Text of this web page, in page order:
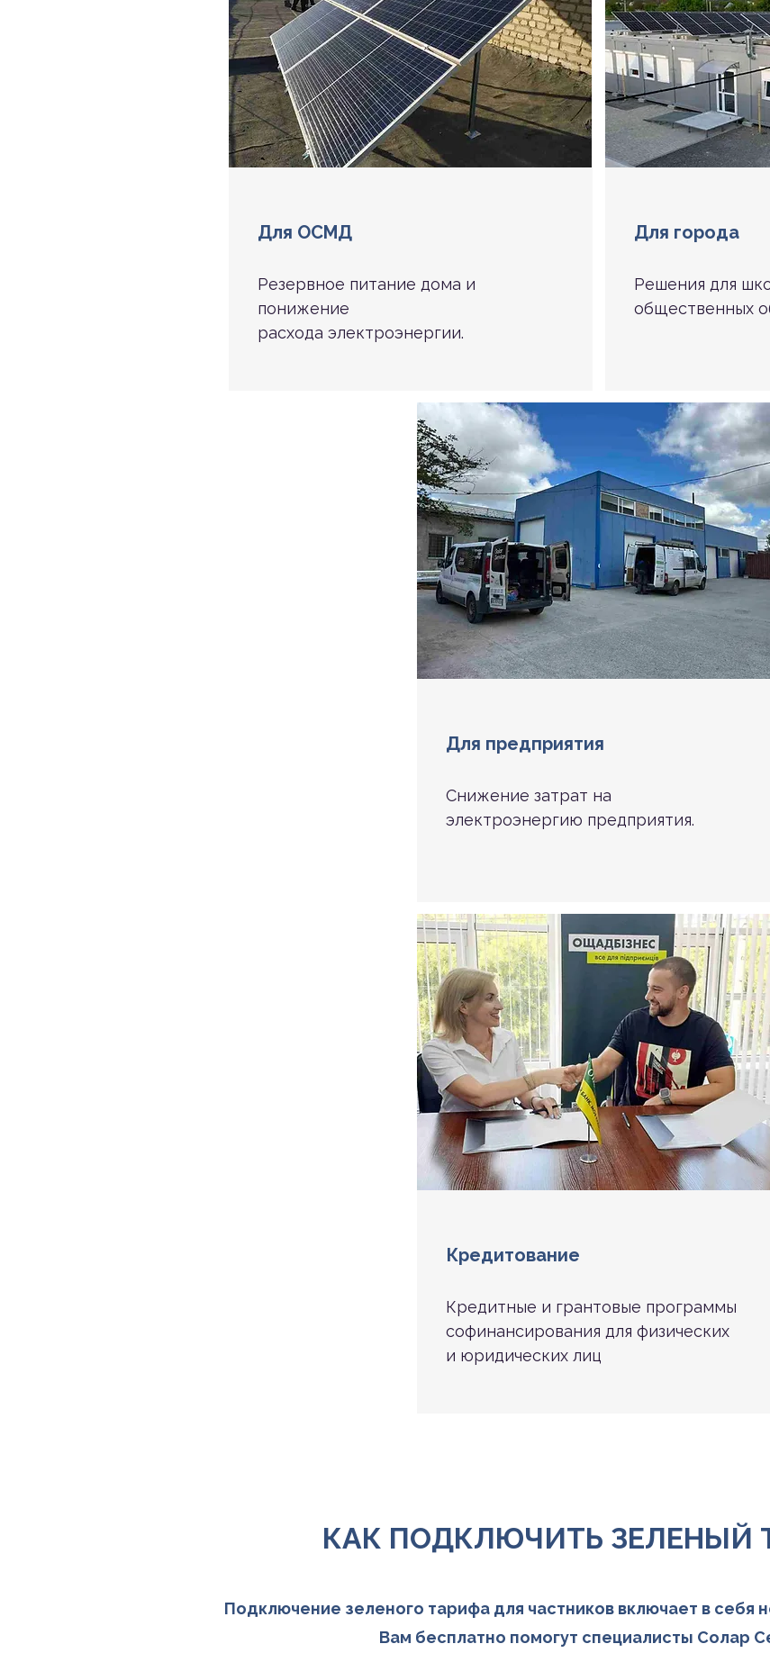
Для ОСМД
Резервное питание дома и
понижение
расхода электроэнергии.
Для города
Решения для
общественных
Для предприятия
Снижение затрат на
электроэнергию предприятия.
Кредитование
Кредитные и грантовые программы
софинансирования для физических
и юридических лиц
КАК ПОДКЛЮЧИТЬ ЗЕЛЕНЫЙ
Подключение зеленого тарифа для частников включает в себя
Вам бесплатно помогут специалисты Солар